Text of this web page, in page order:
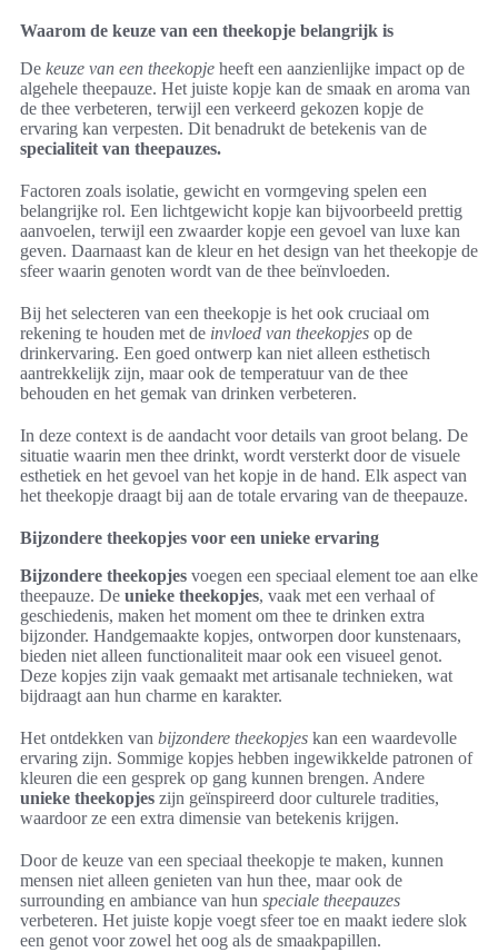
Waarom de keuze van een theekopje belangrijk is
De keuze van een theekopje heeft een aanzienlijke impact op de
algehele theepauze. Het juiste kopje kan de smaak en aroma van
de thee verbeteren, terwijl een verkeerd gekozen kopje de
ervaring kan verpesten. Dit benadrukt de betekenis van de
specialiteit van theepauzes.
Factoren zoals isolatie, gewicht en vormgeving spelen een
belangrijke rol. Een lichtgewicht kopje kan bijvoorbeeld prettig
aanvoelen, terwijl een zwaarder kopje een gevoel van luxe kan
geven. Daarnaast kan de kleur en het design van het theekopje de
sfeer waarin genoten wordt van de thee beïnvloeden.
Bij het selecteren van een theekopje is het ook cruciaal om
rekening te houden met de invloed van theekopjes op de
drinkervaring. Een goed ontwerp kan niet alleen esthetisch
aantrekkelijk zijn, maar ook de temperatuur van de thee
behouden en het gemak van drinken verbeteren.
In deze context is de aandacht voor details van groot belang. De
situatie waarin men thee drinkt, wordt versterkt door de visuele
esthetiek en het gevoel van het kopje in de hand. Elk aspect van
het theekopje draagt bij aan de totale ervaring van de theepauze.
Bijzondere theekopjes voor een unieke ervaring
Bijzondere theekopjes voegen een speciaal element toe aan elke
theepauze. De unieke theekopjes, vaak met een verhaal of
geschiedenis, maken het moment om thee te drinken extra
bijzonder. Handgemaakte kopjes, ontworpen door kunstenaars,
bieden niet alleen functionaliteit maar ook een visueel genot.
Deze kopjes zijn vaak gemaakt met artisanale technieken, wat
bijdraagt aan hun charme en karakter.
Het ontdekken van bijzondere theekopjes kan een waardevolle
ervaring zijn. Sommige kopjes hebben ingewikkelde patronen of
kleuren die een gesprek op gang kunnen brengen. Andere
unieke theekopjes zijn geïnspireerd door culturele tradities,
waardoor ze een extra dimensie van betekenis krijgen.
Door de keuze van een speciaal theekopje te maken, kunnen
mensen niet alleen genieten van hun thee, maar ook de
surrounding en ambiance van hun speciale theepauzes
verbeteren. Het juiste kopje voegt sfeer toe en maakt iedere slok
een genot voor zowel het oog als de smaakpapillen.